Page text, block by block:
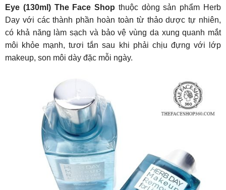
Eye (130ml) The Face Shop thuộc dòng sản phẩm Herb
Day với các thành phần hoàn toàn từ thảo dược tự nhiên,
có khả năng làm sạch và bảo vệ vùng da xung quanh mắt
môi khỏe mạnh, tươi tắn sau khi phải chịu đựng với lớp
makeup, son môi dày đặc mỗi ngày.